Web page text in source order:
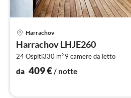
Harrachov
Harrachov LHJE260
24 Ospiti330 m29 camere da letto
da 409€/ notte